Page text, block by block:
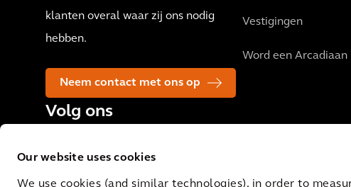
Our website uses cookies
We use cookies (and similar technologies), in order to
klanten overal waar zij ons nodig
hebben.
Neem contact met ons op
Volg ons
Vestigingen
Word een Arcadiaan